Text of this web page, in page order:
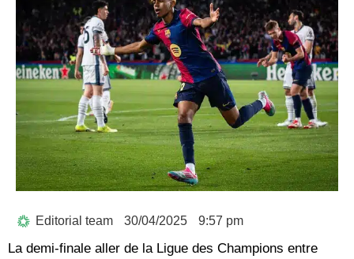
Editorial team 30/04/2025 9:57 pm
La demi-finale aller de la Ligue des Champions entre